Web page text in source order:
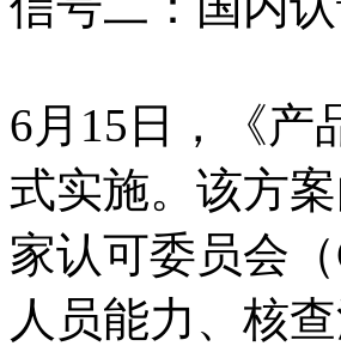
6月15日，《产
式实施。该方
家认可委员会
人员能力、核